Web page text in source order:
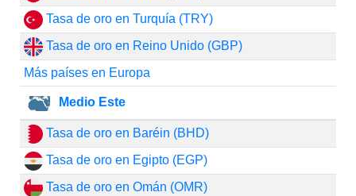
Tasa de oro en Turquía (TRY)
Tasa de oro en Reino Unido (GBP)
Más países en Europa
Medio Este
Tasa de oro en Baréin (BHD)
Tasa de oro en Egipto (EGP)
Tasa de oro en Omán (OMR)